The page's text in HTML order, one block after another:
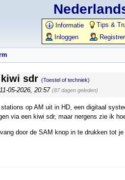
Informatie
Tips &
Inloggen
kiwi sdr (Toestel of techniek)
11-05-2026, 20:57 (87 dagen geleden)
op AM uit in HD, een digitaal
via een kiwi sdr, maar nergens zie ik
door de SAM knop in te drukken tot